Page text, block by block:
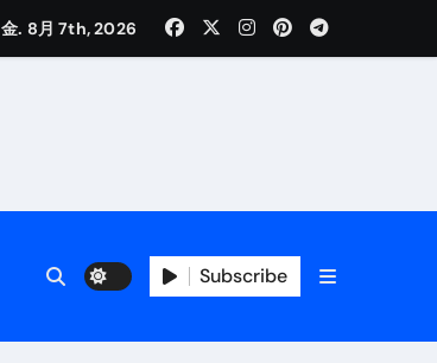
金. 8月 7th, 2026
Subscribe